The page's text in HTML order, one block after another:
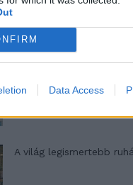
Data Access
13. rész
Woody Allen megosztó
A világ legismertebb